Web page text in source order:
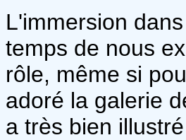
L'immersion
temps de nous
rôle, même si
adoré la galerie
a très bien